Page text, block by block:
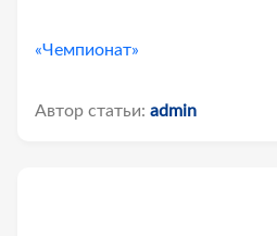
«Чемпионат»
Автор статьи: admin